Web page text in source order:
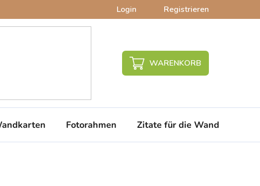
Login Registrieren
WARENKORB
Fotorahmen Zitate für die Wand